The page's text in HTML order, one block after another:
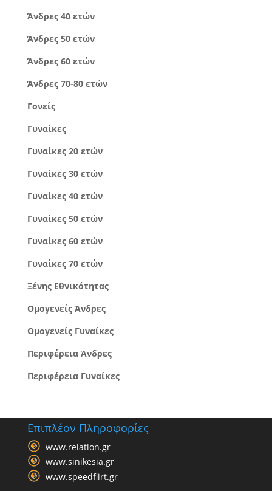
Άνδρες 40 ετών
Άνδρες 50 ετών
Άνδρες 60 ετών
Άνδρες 70-80 ετών
Γονείς
Γυναίκες
Γυναίκες 20 ετών
Γυναίκες 30 ετών
Γυναίκες 40 ετών
Γυναίκες 50 ετών
Γυναίκες 60 ετών
Γυναίκες 70 ετών
Ξένης Εθνικότητας
Ομογενείς Άνδρες
Ομογενείς Γυναίκες
Περιφέρεια Άνδρες
Περιφέρεια Γυναίκες
Επιπλέον Πληροφορίες
www.relation.gr
www.sinikesia.gr
www.speedflirt.gr